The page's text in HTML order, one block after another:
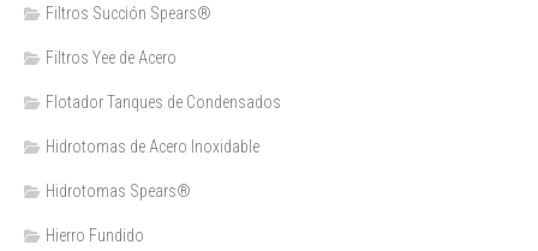
Filtros Succión Spears®
Filtros Yee de Acero
Flotador Tanques de Condensados
Hidrotomas de Acero Inoxidable
Hidrotomas Spears®
Hierro Fundido